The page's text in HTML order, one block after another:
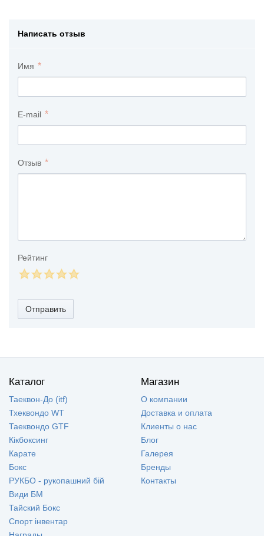
Написать отзыв
Имя
E-mail
Отзыв
Рейтинг
Отправить
Каталог
Таеквон-До (itf)
Тхеквондо WT
Таеквондо GTF
Кікбоксинг
Карате
Бокс
РУКБО - рукопашний бій
Види БМ
Тайский Бокс
Спорт інвентар
Магазин
О компании
Доставка и оплата
Клиенты о нас
Блог
Галерея
Бренды
Контакты